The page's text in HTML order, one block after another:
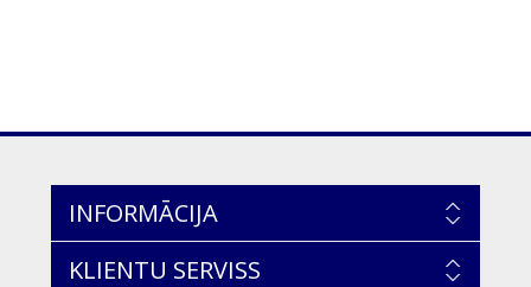
INFORMĀCIJA
KLIENTU SERVISS